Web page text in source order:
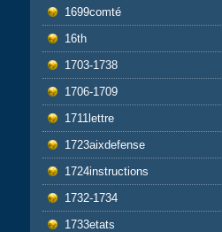
1699comté
16th
1703-1738
1706-1709
1711lettre
1723aixdefense
1724instructions
1732-1734
1733etats